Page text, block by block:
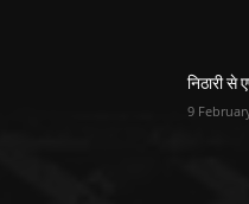
निठारी
9